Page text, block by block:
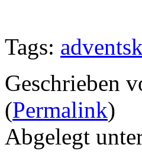
Tags:
Geschrieben
(Permalink)
Abgelegt